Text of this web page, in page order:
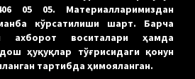
05 05. Материалларимиздан
кўрсатилиши шарт. Барча
ахборот воситалари ҳамда
ҳуқуқлар тўғрисидаги қонун
тартибда ҳимояланган.